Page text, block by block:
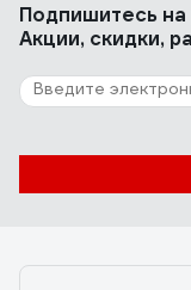
Подпишитесь
Акции, скидки,